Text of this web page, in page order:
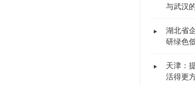
与武汉
湖北省
研绿色
天津：
活得更